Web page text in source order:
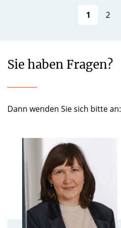
1 2
Sie haben Fragen?
Dann wenden Sie sich bitte an: